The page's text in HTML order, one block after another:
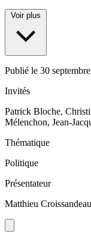
Voir plus
Publié le 30
Invités
Patrick Bloche,
Mélenchon, Jean-
Thématique
Politique
Présentateur
Matthieu Croissandeau